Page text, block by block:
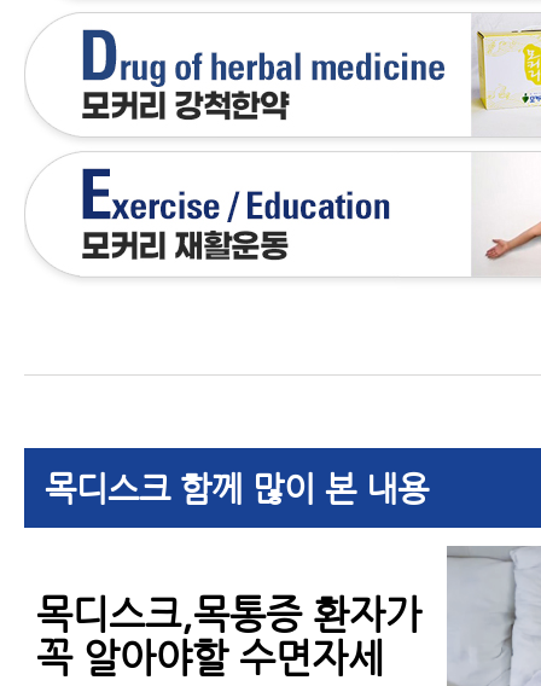
목디스크 함께 많이 본 내용
목디스크,목통증 환자가
꼭 알아야할 수면자세